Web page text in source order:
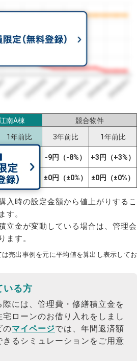
2024/112025/032025/072025/112026/032026/07
南A棟
競合物件
1年前比 3年前比 1年前比
-9円（-8%） +3円（+3%）
±0円
（±0%）
±0円（±0%） ±0円（±0%）
入時の設定金額から値上がりするこ
す。
立金が変動している場合は、管理会
ます。
売出事例を元に平均値を算出し表示してお
いる方
には、管理費・修繕積立金を
ローンのお借り入れをしまし
のマイページでは、年間返済額
るシミュレーションをご用意